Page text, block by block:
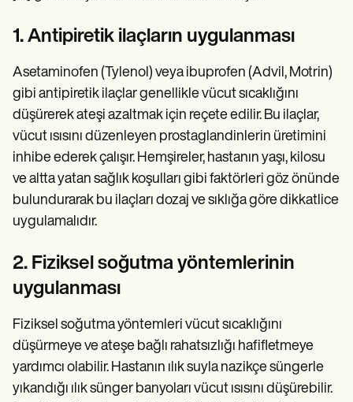
1. Antipiretik ilaçların uygulanması
Asetaminofen (Tylenol) veya ibuprofen (Advil, Motrin)
gibi antipiretik ilaçlar genellikle vücut sıcaklığını
düşürerek ateşi azaltmak için reçete edilir. Bu ilaçlar,
vücut ısısını düzenleyen prostaglandinlerin üretimini
inhibe ederek çalışır. Hemşireler, hastanın yaşı, kilosu
ve altta yatan sağlık koşulları gibi faktörleri göz önünde
bulundurarak bu ilaçları dozaj ve sıklığa göre dikkatlice
uygulamalıdır.
2. Fiziksel soğutma yöntemlerinin
uygulanması
Fiziksel soğutma yöntemleri vücut sıcaklığını
düşürmeye ve ateşe bağlı rahatsızlığı hafifletmeye
yardımcı olabilir. Hastanın ılık suyla nazikçe süngerle
yıkandığı ılık sünger banyoları vücut ısısını düşürebilir.